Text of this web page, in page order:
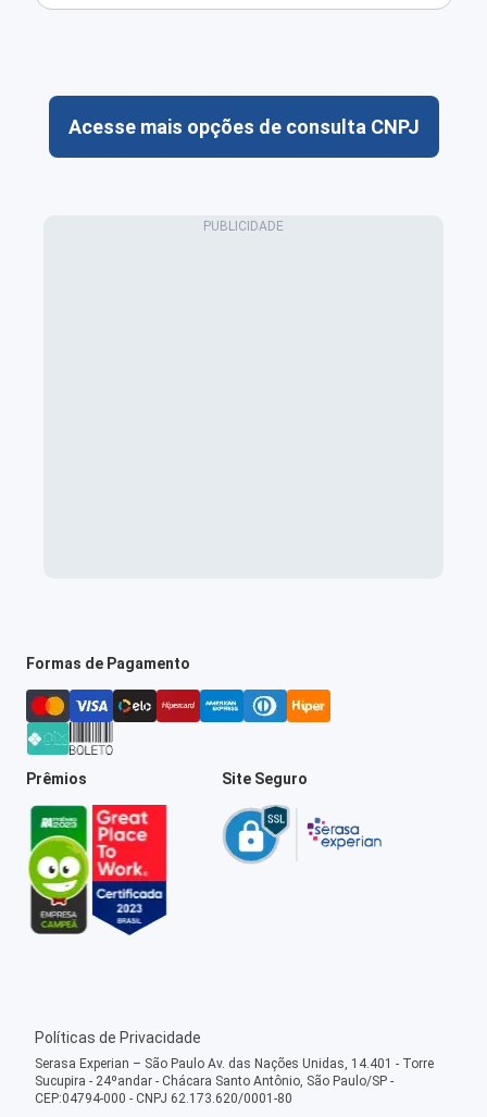
Acesse mais opções de consulta CNPJ
Formas de Pagamento
Prêmios Site Seguro
Políticas de Privacidade
Serasa Experian – São Paulo Av. das Nações Unidas, 14.401 - Torre
Sucupira - 24ºandar - Chácara Santo Antônio, São Paulo/SP -
CEP:04794-000 - CNPJ 62.173.620/0001-80